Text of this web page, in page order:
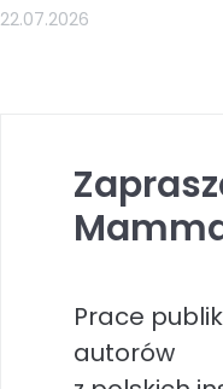
22.07.2026
Prace
autorów